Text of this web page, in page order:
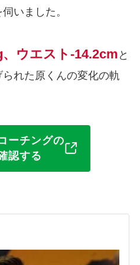
いました。
ウエスト-14.2cm と
れた原くんの変化の軌
ーチングの
認する